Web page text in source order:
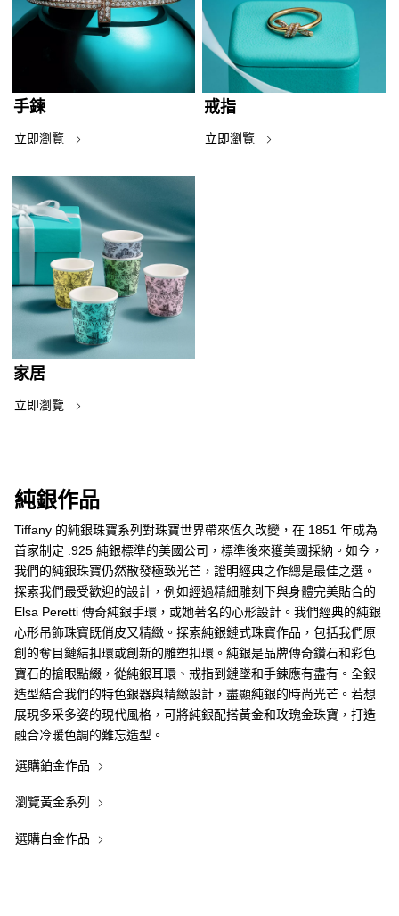
手鍊
立即瀏覽
戒指
立即瀏覽
家居
立即瀏覽
純銀作品
Tiffany 的純銀珠寶系列對珠寶世界帶來恆久改變，在 1851 年成為
首家制定 .925 純銀標準的美國公司，標準後來獲美國採納。如今，
我們的純銀珠寶仍然散發極致光芒，證明經典之作總是最佳之選。
探索我們最受歡迎的設計，例如經過精細雕刻下與身體完美貼合的
Elsa Peretti 傳奇純銀手環，或她著名的心形設計。我們經典的純銀
心形吊飾珠寶既俏皮又精緻。探索純銀鏈式珠寶作品，包括我們原
創的奪目鏈結扣環或創新的雕塑扣環。純銀是品牌傳奇鑽石和彩色
寶石的搶眼點綴，從純銀耳環、戒指到鏈墜和手鍊應有盡有。全銀
造型結合我們的特色銀器與精緻設計，盡顯純銀的時尚光芒。若想
展現多采多姿的現代風格，可將純銀配搭黃金和玫瑰金珠寶，打造
融合冷暖色調的難忘造型。
選購鉑金作品
瀏覽黃金系列
選購白金作品